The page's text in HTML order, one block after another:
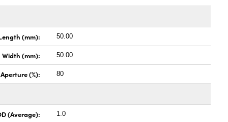
(mm): 50.00
Width (mm): 50.00
(%): 80
(Average): 1.0